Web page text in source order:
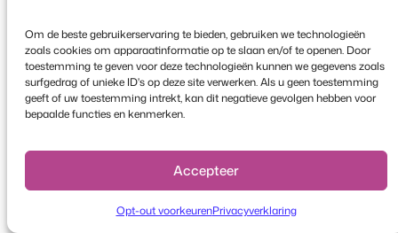
Om de beste gebruikerservaring te bieden, gebruiken we technologieën
zoals cookies om apparaatinformatie op te slaan en/of te openen. Door
toestemming te geven voor deze technologieën kunnen we gegevens zoals
surfgedrag of unieke ID's op deze site verwerken. Als u geen toestemming
geeft of uw toestemming intrekt, kan dit negatieve gevolgen hebben voor
bepaalde functies en kenmerken.
Accepteer
Opt-out voorkeurenPrivacyverklaring
Terugkerend webinar met automatische
registratie van deelnemers ingeschakeld
Klik op deUpdateknop rechtsboven in het
evenement is nu succesvolgekoppeld
geselecteerdeZoom vergadering/webinar.